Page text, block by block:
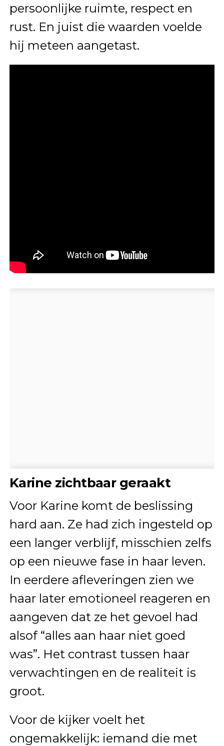
persoonlijke ruimte, respect en
rust. En juist die waarden voelde
hij meteen aangetast.
Karine zichtbaar geraakt
Voor Karine komt de beslissing
hard aan. Ze had zich ingesteld op
een langer verblijf, misschien zelfs
op een nieuwe fase in haar leven.
In eerdere afleveringen zien we
haar later emotioneel reageren en
aangeven dat ze het gevoel had
alsof “alles aan haar niet goed
was”. Het contrast tussen haar
verwachtingen en de realiteit is
groot.
Voor de kijker voelt het
ongemakkelijk: iemand die met